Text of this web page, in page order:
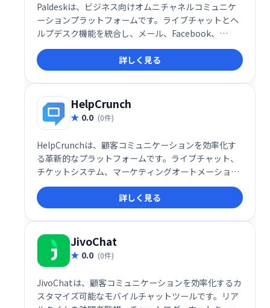
Paldeskは、ビジネス向けオムニチャネルコミュニケ
ーションプラットフォームです。ライブチャットとヘ
ルプデスク機能を統合し、メール、Facebook、
Twitter、WhatsAppなど、様々なチャネルからの顧
客対応を一元管理できます。24時間365日のサポート
体制と効率的なプログラミングにより、顧客との強力
な関係構築を支援し、「仲間」のような存在を目指せ
ます。
詳しく見る
HelpCrunch
0.0 (0件)
HelpCrunchは、顧客コミュニケーションを効率化す
る革新的なプラットフォームです。ライブチャット、
チケットシステム、マーケティングオートメーショ
ン、メールマーケティングなどを統合し、見込み客獲
得から顧客維持まで、顧客ライフサイクル全体をサポ
ートします。Web・モバイルビジネスの顧客ロイヤル
ティ向上と売上増加に貢献します。
詳しく見る
JivoChat
0.0 (0件)
JivoChatは、顧客コミュニケーションを効率化するカ
スタマイズ可能なモバイルチャットツールです。リア